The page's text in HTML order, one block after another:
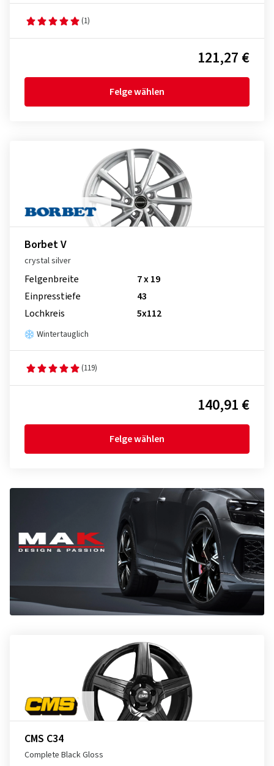
(1)
121,27 €
Felge wählen
Borbet V
crystal silver
Felgenbreite
7 x 19
Einpresstiefe
43
Lochkreis
5x112
Wintertauglich
(119)
140,91 €
Felge wählen
CMS C34
Complete Black Gloss